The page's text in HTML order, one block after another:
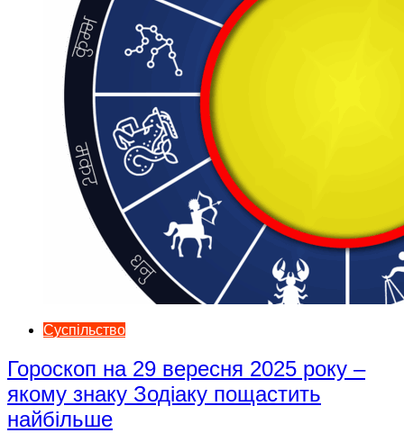
Суспільство
Гороскоп на 29 вересня 2025 року –
якому знаку Зодіаку пощастить
найбільше